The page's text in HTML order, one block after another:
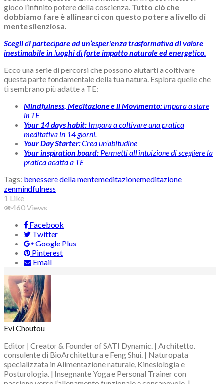
gioco l’infinito potere della coscienza. Tutto ciò che
dobbiamo fare è allinearci con questo potere a livello di
mente silenziosa.
Scegli di partecipare ad un’esperienza trasformativa di valore
inestimabile in luoghi di forte impatto naturale ed energetico.
Ecco una serie di percorsi che possono aiutarti a coltivare
questa parte fondamentale della tua natura. Esplora quelle che
ti sembrano più adatte a TE:
Mindfulness, Meditazione e il Movimento: impara a stare
in TE
Your 14 days habit: Impara a coltivare una pratica
meditativa in 14 giorni.
Your Day Starter:Crea un’abitudine
Your inspiration board: Permetti all’intuizione di scegliere la
pratica adatta a TE
Tags: benessere della mentemeditazionemeditazione
zenmindfulness
1 Like
460Views
Facebook
Twitter
Google Plus
Pinterest
Email
Evi Choutou
Editor | Creator & Founder of SATI Dynamic. | Architetto,
consulente di BioArchitettura e Feng Shui. | Naturopata
specializzata in Alimentazione naturale, Kinesiologia e
Posturologia. | Insegnante Yoga e Personal Trainer con